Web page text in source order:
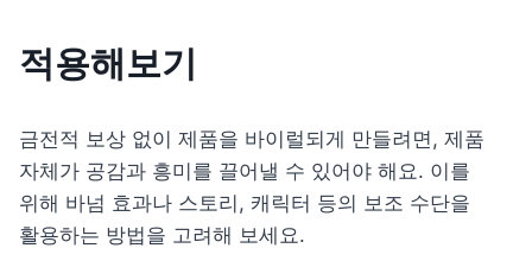
적용해보기
금전적 보상 없이 제품을 바이럴되게 만들려면, 제품
자체가 공감과 흥미를 끌어낼 수 있어야 해요. 이를
위해 바넘 효과나 스토리, 캐릭터 등의 보조 수단을
활용하는 방법을 고려해 보세요.